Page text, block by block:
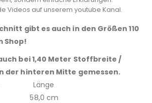
Videos auf unserem youtube Kanal.
gibt es auch in den Größen 110
Shop!
bei 1,40 Meter Stoffbreite /
der hinteren Mitte gemessen.
Länge
58,0 cm